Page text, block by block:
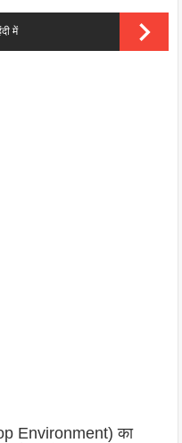
में
Environment) का